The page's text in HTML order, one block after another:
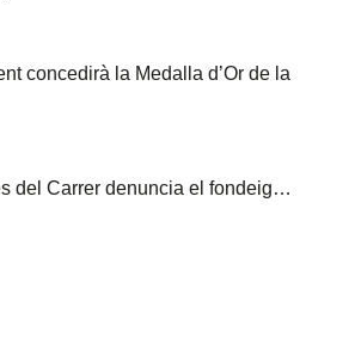
concedirà la Medalla d’Or de la
del Carrer denuncia el fondeig…